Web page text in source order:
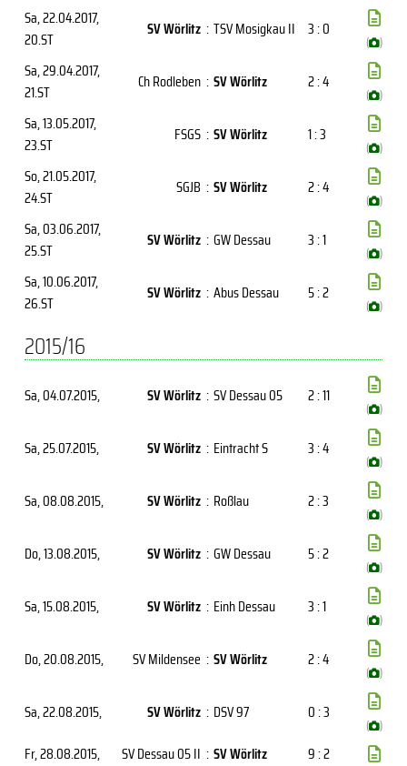
Sa, 22.04.2017,
20.ST
SV Wörlitz : TSV Mosigkau II 3 : 0
( )
Sa, 29.04.2017,
21.ST
Ch Rodleben : SV Wörlitz 2 : 4
( )
Sa, 13.05.2017,
23.ST
FSGS : SV Wörlitz 1 : 3
( )
So, 21.05.2017,
24.ST
SGJB : SV Wörlitz 2 : 4
( )
Sa, 03.06.2017,
25.ST
SV Wörlitz : GW Dessau 3 : 1
( )
Sa, 10.06.2017,
26.ST
SV Wörlitz : Abus Dessau 5 : 2
( )
2015/16
Sa, 04.07.2015, SV Wörlitz : SV Dessau 05 2 : 11
( )
Sa, 25.07.2015, SV Wörlitz : Eintracht S 3 : 4
( )
Sa, 08.08.2015, SV Wörlitz : Roßlau 2 : 3
( )
Do, 13.08.2015, SV Wörlitz : GW Dessau 5 : 2
( )
Sa, 15.08.2015, SV Wörlitz : Einh Dessau 3 : 1
( )
Do, 20.08.2015, SV Mildensee : SV Wörlitz 2 : 4
( )
Sa, 22.08.2015, SV Wörlitz : DSV 97 0 : 3
( )
Fr, 28.08.2015, SV Dessau 05 II : SV Wörlitz
9 : 2